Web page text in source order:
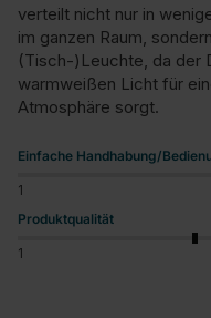
verteilt nicht nur in
im ganzen Raum,
(Tisch-)Leuchte, da der
warmweißen Licht für
Atmosphäre sorgt.
Einfache Handhabung/
1
Produktqualität
1